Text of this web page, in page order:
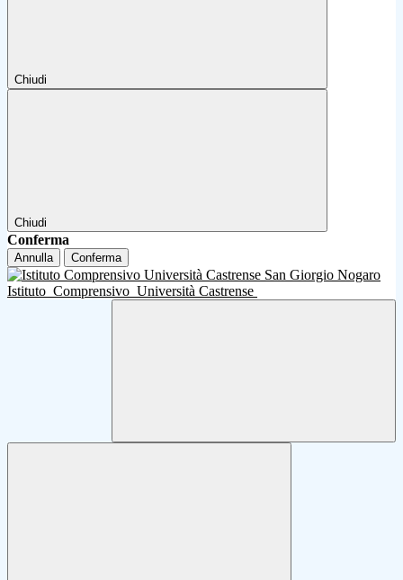
Chiudi
Chiudi
Conferma
Annulla Conferma
Istituto Comprensivo Università Castrense